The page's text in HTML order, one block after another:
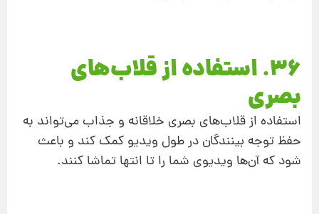
36. استفاده از قلاب‌های
بصری
استفاده از قلاب‌های بصری خلاقانه و جذاب می‌تواند به
حفظ توجه بینندگان در طول ویدیو کمک کند و باعث
شود که آن‌ها ویدیوی شما را تا انتها تماشا کنند.